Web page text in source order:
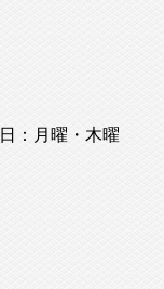
：月曜・木曜